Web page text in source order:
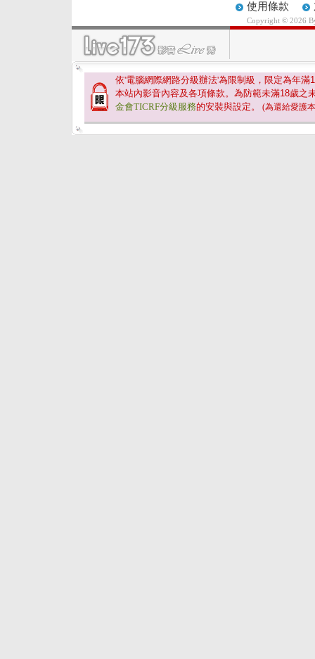
使用條款
Copyright © 2026
依'電腦網際網路分級辦法'為限制級，限定為年滿
本站內影音內容及各項條款。為防範未滿18歲之
金會TICRF分級服務的安裝與設定。 (為還給愛護